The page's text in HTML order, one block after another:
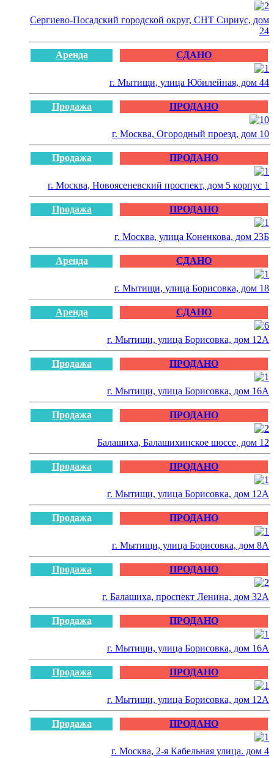
Сергиево-Посадский городской округ, СНТ Сириус, дом
24
Аренда СДАНО
г. Мытищи, улица Юбилейная, дом 44
Продажа ПРОДАНО
г. Москва, Огородный проезд, дом 10
Продажа ПРОДАНО
г. Москва, Новоясеневский проспект, дом 5 корпус 1
Продажа ПРОДАНО
г. Москва, улица Коненкова, дом 23Б
Аренда СДАНО
г. Мытищи, улица Борисовка, дом 18
Аренда СДАНО
г. Мытищи, улица Борисовка, дом 12А
Продажа ПРОДАНО
г. Мытищи, улица Борисовка, дом 16А
Продажа ПРОДАНО
Балашиха, Балашихинское шоссе, дом 12
Продажа ПРОДАНО
г. Мытищи, улица Борисовка, дом 12А
Продажа ПРОДАНО
г. Мытищи, улица Борисовка, дом 8А
Продажа ПРОДАНО
г. Балашиха, проспект Ленина, дом 32А
Продажа ПРОДАНО
г. Мытищи, улица Борисовка, дом 16А
Продажа ПРОДАНО
г. Мытищи, улица Борисовка, дом 12А
Продажа ПРОДАНО
г. Москва, 2-я Кабельная улица. дом 4